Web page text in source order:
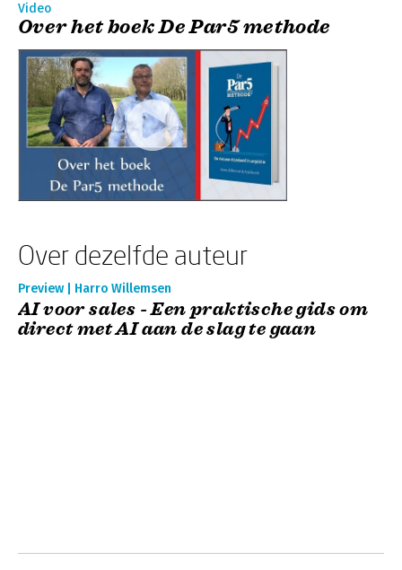
Video
Over het boek De Par5 methode
Over dezelfde auteur
Preview | Harro Willemsen
AI voor sales - Een praktische gids om
direct met AI aan de slag te gaan